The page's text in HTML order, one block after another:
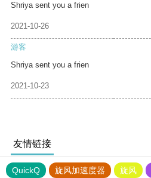
Shriya sent you a frien
2021-10-26
游客
Shriya sent you a frien
2021-10-23
友情链接
QuickQ 旋风加速度器 旋风